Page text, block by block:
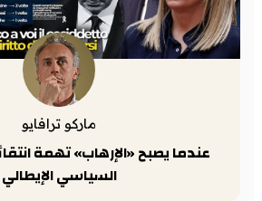
ماركو ترافايو
عندما يصبح «الإرهاب» تهمة
السياسي الإيطالي